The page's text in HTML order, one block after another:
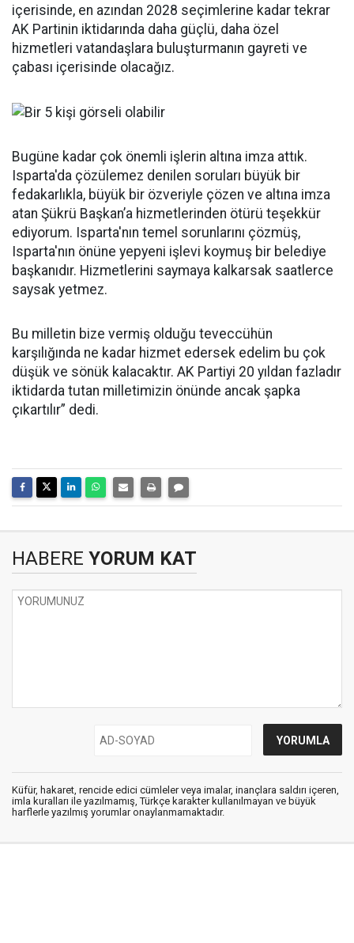
içerisinde, en azından 2028 seçimlerine kadar tekrar
AK Partinin iktidarında daha güçlü, daha özel
hizmetleri vatandaşlara buluşturmanın gayreti ve
çabası içerisinde olacağız.
Bugüne kadar çok önemli işlerin altına imza attık.
Isparta'da çözülemez denilen soruları büyük bir
fedakarlıkla, büyük bir özveriyle çözen ve altına imza
atan Şükrü Başkan’a hizmetlerinden ötürü teşekkür
ediyorum. Isparta'nın temel sorunlarını çözmüş,
Isparta'nın önüne yepyeni işlevi koymuş bir belediye
başkanıdır. Hizmetlerini saymaya kalkarsak saatlerce
saysak yetmez.
Bu milletin bize vermiş olduğu teveccühün
karşılığında ne kadar hizmet edersek edelim bu çok
düşük ve sönük kalacaktır. AK Partiyi 20 yıldan fazladır
iktidarda tutan milletimizin önünde ancak şapka
çıkartılır” dedi.
HABERE YORUM KAT
Küfür, hakaret, rencide edici cümleler veya imalar, inançlara saldırı içeren,
imla kuralları ile yazılmamış, Türkçe karakter kullanılmayan ve büyük
harflerle yazılmış yorumlar onaylanmamaktadır.